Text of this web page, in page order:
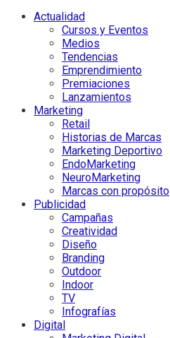
Actualidad
Cursos y Eventos
Medios
Tendencias
Emprendimiento
Premiaciones
Lanzamientos
Marketing
Retail
Historias de Marcas
Marketing Deportivo
EndoMarketing
NeuroMarketing
Marcas con propósito
Publicidad
Campañas
Creatividad
Diseño
Branding
Outdoor
Indoor
TV
Infografías
Digital